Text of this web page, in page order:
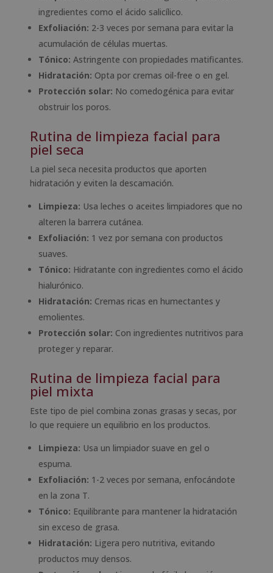
ingredientes como el ácido salicílico.
Exfoliación: 2-3 veces por semana para evitar la
acumulación de células muertas.
Tónico: Astringente con propiedades matificantes.
Hidratación: Opta por cremas oil-free o en gel.
Protección solar: No comedogénica para evitar
obstruir los poros.
Rutina de limpieza facial para
piel seca
La piel seca necesita productos que aporten
hidratación y eviten la descamación.
Limpieza: Usa leches o aceites limpiadores que no
alteren la barrera cutánea.
Exfoliación: 1 vez por semana con productos
suaves.
Tónico: Hidratante con ingredientes como el ácido
hialurónico.
Hidratación: Cremas ricas en humectantes y
emolientes.
Protección solar: Con ingredientes nutritivos para
proteger y reparar.
Rutina de limpieza facial para
piel mixta
Este tipo de piel combina zonas grasas y secas, por
lo que requiere un equilibrio en los productos.
Limpieza: Usa un limpiador suave en gel o
espuma.
Exfoliación: 1-2 veces por semana, enfocándote
en la zona T.
Tónico: Equilibrante para mantener la hidratación
sin exceso de grasa.
Hidratación: Ligera pero nutritiva, evitando
productos muy densos.